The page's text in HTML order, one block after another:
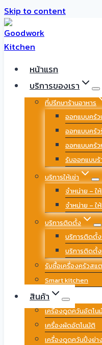
Skip to content
หน้าแรก
บริการของเรา
ที่ปรึกษาร้านอาหาร
ออกแบบครัว
ออกแบบครัว
ออกแบบครัว
รับออกแบบร้
บริการให้เช่า
จำหน่าย – ใ
จำหน่าย – ใ
บริการติดตั้ง
บริการติดตั้
บริการติดตั้ง
รับซื้อเครื่องครัวสแ
Smart kitchen
สินค้า
เครื่องดูดควันอัตโน
เครื่องผัดอัตโนมัติ
เครื่องดูดควันปิ้งย่าง